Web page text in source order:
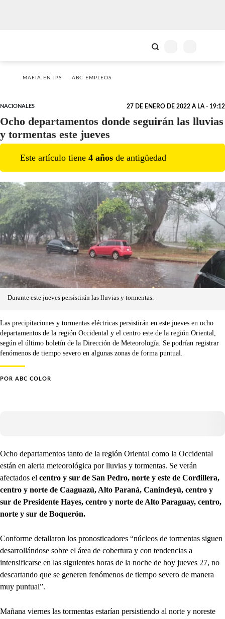
MAFIA EN IPS ABC EMPLEOS
NACIONALES 27 DE ENERO DE 2022 A LA - 19:12
Ocho departamentos donde seguirán las lluvias
y tormentas este jueves
Este artículo tiene 4 años de antigüedad
Durante este jueves persistirán las lluvias y tormentas.
Las precipitaciones y tormentas eléctricas persistirán en este jueves en ocho
departamentos de la región Occidental y el centro este de la región Oriental,
según el último boletín de la Dirección de Meteorología. Se podrían registrar
fenómenos de tiempo severo en algunas zonas de forma puntual.
POR ABC COLOR
Ocho departamentos tanto de la región Oriental como la Occidental
están en alerta meteorológica por lluvias y tormentas. Se verán
afectados el centro y sur de San Pedro, norte y este de Cordillera,
centro y norte de Caaguazú, Alto Paraná, Canindeyú, centro y
sur de Presidente Hayes, centro y norte de Alto Paraguay, centro,
norte y sur de Boquerón.
Conforme detallaron los pronosticadores “núcleos de tormentas siguen
desarrollándose sobre el área de cobertura y con tendencias a
intensificarse en las siguientes horas de la noche de hoy jueves 27, no
descartando que se generen fenómenos de tiempo severo de manera
muy puntual”.
Mañana viernes las tormentas estarían persistiendo al norte y noreste